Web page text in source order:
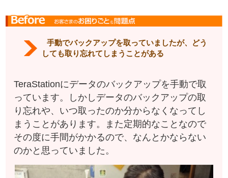
手動でバックアップを取っていましたが、どう
しても取り忘れてしまうことがある
TeraStationにデータのバックアップを手動で取
っています。しかしデータのバックアップの取
り忘れや、いつ取ったのか分からなくなってし
まうことがあります。また定期的なことなので
その度に手間がかかるので、なんとかならない
のかと思っていました。